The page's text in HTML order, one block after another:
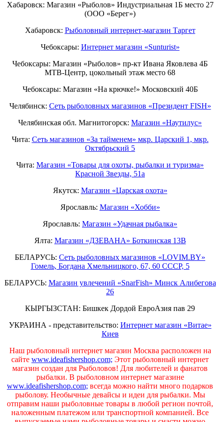
Хабаровск: Магазин «Рыболов» Индустриальная 1Б место 27
(ООО «Берег»)
Хабаровск: Рыболовный интернет-магазин Таргет
Чебоксары: Интернет магазин «Sunturist»
Чебоксары: Магазин «Рыболов» пр-кт Ивана Яковлева 4Б
МТВ-Центр, цокольный этаж место 68
Чебоксары: Магазин «На крючке!» Московский 40Б
Челябинск: Сеть рыболовных магазинов «Президент FISH»
Челябинская обл. Магнитогорск: Магазин «Наутилус»
Чита: Сеть магазинов «За тайменем» мкр. Царский 1, мкр.
Октябрьский 5
Чита: Магазин «Товары для охоты, рыбалки и туризма»
Красной Звезды, 51а
Якутск: Магазин «Царская охота»
Ярославль: Магазин «Хобби»
Ярославль: Магазин «Удачная рыбалка»
Ялта: Магазин «ДЗЕВАНА» Боткинская 13В
БЕЛАРУСЬ: Сеть рыболовных магазинов «LOVIM.BY»
Гомель, Богдана Хмельницкого, 67, 60 СССР, 5
БЕЛАРУСЬ: Магазин увлечений «SnarFish» Минск Алибегова
26
КЫРГЫЗСТАН: Бишкек Дордой ЕвроАзия пав 29
УКРАИНА - представительство: Интернет магазин «Витае»
Киев
Наш рыболовный интернет магазин Москва расположен на
сайте www.ideafishershop.com; Этот рыболовный интернет
магазин создан для Рыболовов! Для любителей и фанатов
рыбалки. В рыболовном интернет магазине
www.ideafishershop.com; всегда можно найти много подарков
рыболову. Необычные девайсы и идеи для рыбалки. Мы
отправим наши рыболовные товары в любой регион почтой,
наложенным платежом или транспортной компанией. Все